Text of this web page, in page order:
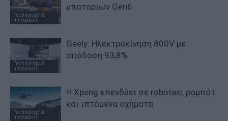
Technology &
Innovation
μπαταριών Gen6
Technology &
Innovation
Geely: Ηλεκτροκίνηση 800V με
απόδοση 93,8%
Technology &
Innovation
Η Xpeng επενδύει σε robotaxi, ρομπότ
και ιπτάμενα οχήματα